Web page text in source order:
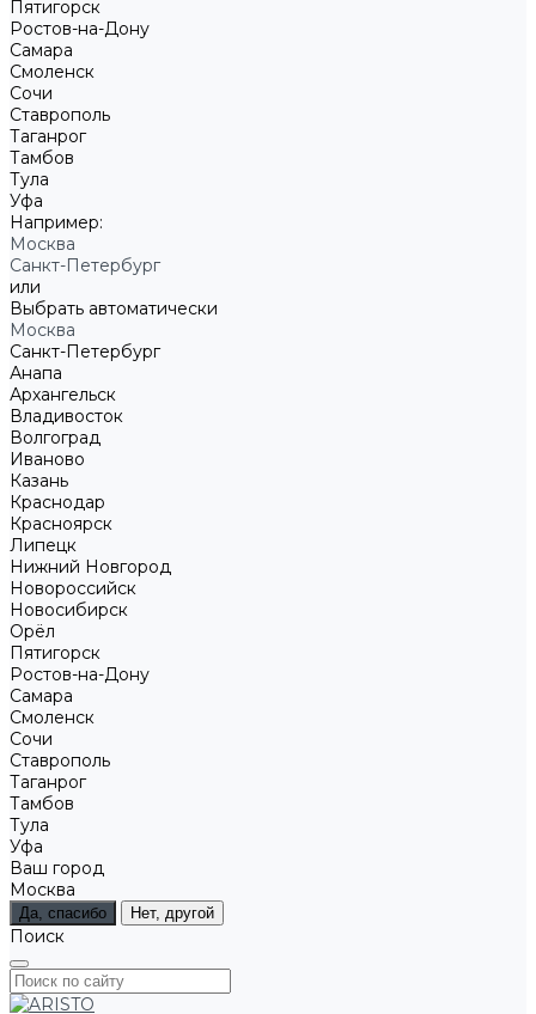
Пятигорск
Ростов-на-Дону
Самара
Смоленск
Сочи
Ставрополь
Таганрог
Тамбов
Тула
Уфа
Например:
Москва
Санкт-Петербург
или
Выбрать автоматически
Москва
Санкт-Петербург
Анапа
Архангельск
Владивосток
Волгоград
Иваново
Казань
Краснодар
Красноярск
Липецк
Нижний Новгород
Новороссийск
Новосибирск
Орёл
Пятигорск
Ростов-на-Дону
Самара
Смоленск
Сочи
Ставрополь
Таганрог
Тамбов
Тула
Уфа
Ваш город
Москва
Да, спасибо Нет, другой
Поиск